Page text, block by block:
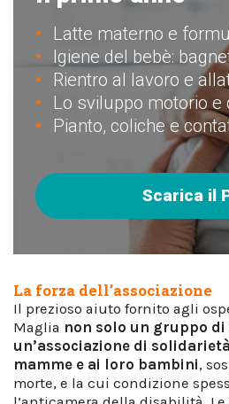
Latte materno e
Igiene del bebè:
Rientro al lavoro e
Lo sviluppo motorio e
Pianto, coliche e
Scarica il
La forza dell’associazione
Il prezioso aiuto fornito agli
Maglia non solo un gruppo
un’associazione di
mamme e ai loro bambini,
morte, e la cui condizione